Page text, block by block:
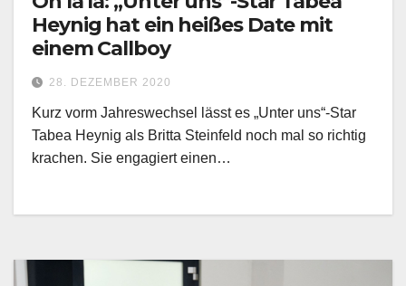
Heynig hat ein heißes Date mit
einem Callboy
28. DEZEMBER 2020
Kurz vorm Jahreswechsel lässt es „Unter uns“-Star
Tabea Heynig als Britta Steinfeld noch mal so richtig
krachen. Sie engagiert einen…